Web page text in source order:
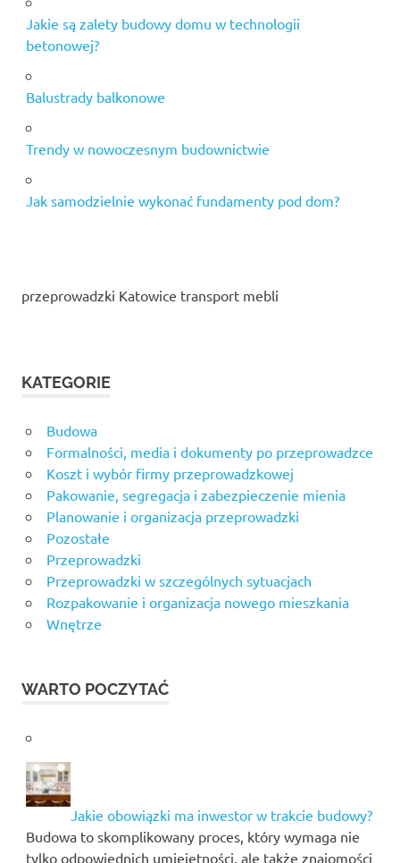
Jakie są zalety budowy domu w technologii
betonowej?
Balustrady balkonowe
Trendy w nowoczesnym budownictwie
Jak samodzielnie wykonać fundamenty pod dom?
przeprowadzki Katowice transport mebli
KATEGORIE
Budowa
Formalności, media i dokumenty po przeprowadzce
Koszt i wybór firmy przeprowadzkowej
Pakowanie, segregacja i zabezpieczenie mienia
Planowanie i organizacja przeprowadzki
Pozostałe
Przeprowadzki
Przeprowadzki w szczególnych sytuacjach
Rozpakowanie i organizacja nowego mieszkania
Wnętrze
WARTO POCZYTAĆ
Jakie obowiązki ma inwestor w trakcie budowy?
Budowa to skomplikowany proces, który wymaga nie
tylko odpowiednich umiejętności, ale także znajomości